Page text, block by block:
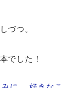
づつ。
でした！